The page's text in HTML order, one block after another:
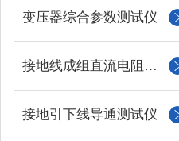
变压器综合参数测试仪
接地线成组直流电阻测试仪
接地引下线导通测试仪